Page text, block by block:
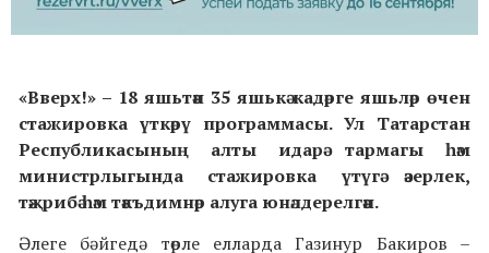
«Вверх!» – 18 яшьтән 35 яшькә кадәрге яшьләр өчен
стажировка үткәрү программасы. Ул Татарстан
Республикасының алты идарә тармагы һәм
министрлыгында стажировка үтүгә әзерлек,
тәҗрибә һәм тәкъдимнәр алуга юнәлдерелгән.
Әлеге бәйгедә төрле елларда Газинур Бакиров –